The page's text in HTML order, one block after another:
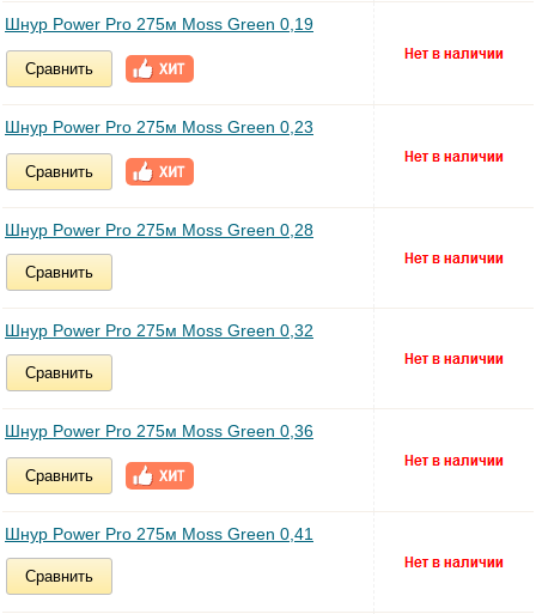
Шнур Power Pro 275м Moss Green 0,19
Сравнить
Шнур Power Pro 275м Moss Green 0,23
Сравнить
Шнур Power Pro 275м Moss Green 0,28
Сравнить
Шнур Power Pro 275м Moss Green 0,32
Сравнить
Шнур Power Pro 275м Moss Green 0,36
Сравнить
Шнур Power Pro 275м Moss Green 0,41
Сравнить